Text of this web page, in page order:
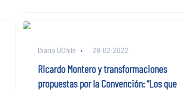
Diario UChile 28-02-2022
Ricardo Montero y transformaciones
propuestas por la Convención: “Los que